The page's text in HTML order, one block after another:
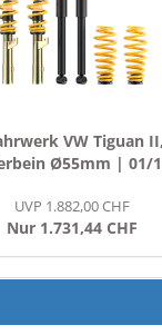
VW Tiguan
Ø55mm | 01/
UVP 1.882,00 CHF
Nur 1.731,44 CHF